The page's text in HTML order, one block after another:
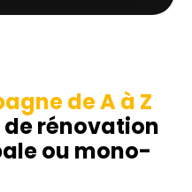
de A à Z
rénovation
ou mono-